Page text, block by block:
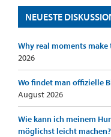
NEUESTE
Why real moments
2026
Wo findet man offizielle
August 2026
Wie kann ich meinem
möglichst leicht machen?